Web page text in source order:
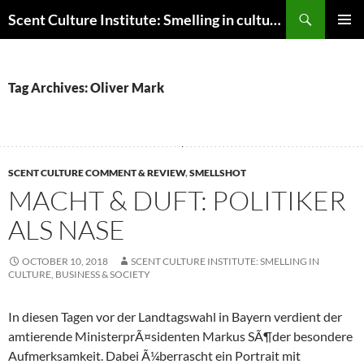
to
Scent Culture Institute: Smelling in culture, business & society
Tag Archives: Oliver Mark
SCENT CULTURE COMMENT & REVIEW,SMELLSHOT
MACHT & DUFT: POLITIKER
ALS NASE
OCTOBER 10, 2018
SCENT CULTURE INSTITUTE: SMELLING IN
CULTURE, BUSINESS & SOCIETY
In diesen Tagen vor der Landtagswahl in Bayern verdient der
amtierende MinisterprÃ¤sidenten Markus SÃ¶der besondere
Aufmerksamkeit. Dabei Ã¼berrascht ein Portrait mit